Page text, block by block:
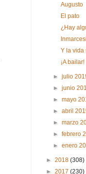
Augusto
El pato
¿Hay
Y la vida
¡A bailar!
►julio
►junio
►mayo
►abril
►marzo
►febrero
►enero
► 2018 (308)
► 2017 (230)